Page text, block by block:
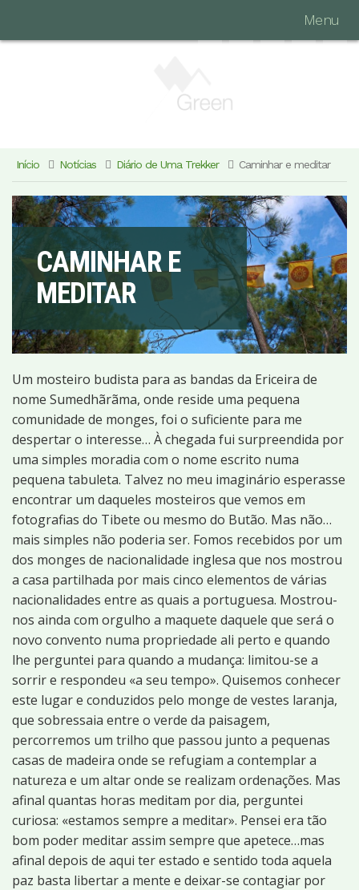
Menu
Início Notícias Diário de Uma Trekker Caminhar e meditar
CAMINHAR E
MEDITAR
Um mosteiro budista para as bandas da Ericeira de
nome Sumedhãrãma, onde reside uma pequena
comunidade de monges, foi o suficiente para me
despertar o interesse… À chegada fui surpreendida por
uma simples moradia com o nome escrito numa
pequena tabuleta. Talvez no meu imaginário esperasse
encontrar um daqueles mosteiros que vemos em
fotografias do Tibete ou mesmo do Butão. Mas não…
mais simples não poderia ser. Fomos recebidos por um
dos monges de nacionalidade inglesa que nos mostrou
a casa partilhada por mais cinco elementos de várias
nacionalidades entre as quais a portuguesa. Mostrou-
nos ainda com orgulho a maquete daquele que será o
novo convento numa propriedade ali perto e quando
lhe perguntei para quando a mudança: limitou-se a
sorrir e respondeu «a seu tempo». Quisemos conhecer
este lugar e conduzidos pelo monge de vestes laranja,
que sobressaia entre o verde da paisagem,
percorremos um trilho que passou junto a pequenas
casas de madeira onde se refugiam a contemplar a
natureza e um altar onde se realizam ordenações. Mas
afinal quantas horas meditam por dia, perguntei
curiosa: «estamos sempre a meditar». Pensei era tão
bom poder meditar assim sempre que apetece…mas
afinal depois de aqui ter estado e sentido toda aquela
paz basta libertar a mente e deixar-se contagiar por